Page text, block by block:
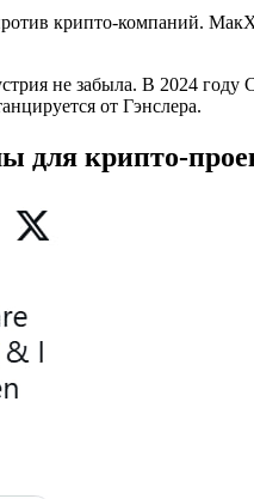
крипто-компаний.
не забыла. В 2024
от Гэнслера.
для крипто-